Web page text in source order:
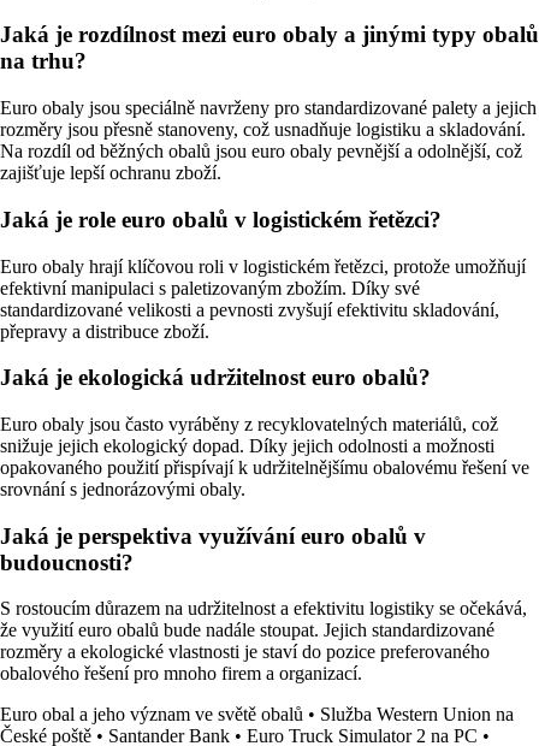
Jaká je rozdílnost mezi euro obaly a jinými typy obalů
na trhu?
Euro obaly jsou speciálně navrženy pro standardizované palety a jejich
rozměry jsou přesně stanoveny, což usnadňuje logistiku a skladování.
Na rozdíl od běžných obalů jsou euro obaly pevnější a odolnější, což
zajišťuje lepší ochranu zboží.
Jaká je role euro obalů v logistickém řetězci?
Euro obaly hrají klíčovou roli v logistickém řetězci, protože umožňují
efektivní manipulaci s paletizovaným zbožím. Díky své
standardizované velikosti a pevnosti zvyšují efektivitu skladování,
přepravy a distribuce zboží.
Jaká je ekologická udržitelnost euro obalů?
Euro obaly jsou často vyráběny z recyklovatelných materiálů, což
snižuje jejich ekologický dopad. Díky jejich odolnosti a možnosti
opakovaného použití přispívají k udržitelnějšímu obalovému řešení ve
srovnání s jednorázovými obaly.
Jaká je perspektiva využívání euro obalů v
budoucnosti?
S rostoucím důrazem na udržitelnost a efektivitu logistiky se očekává,
že využití euro obalů bude nadále stoupat. Jejich standardizované
rozměry a ekologické vlastnosti je staví do pozice preferovaného
obalového řešení pro mnoho firem a organizací.
Euro obal a jeho význam ve světě obalů • Služba Western Union na
České poště • Santander Bank • Euro Truck Simulator 2 na PC •